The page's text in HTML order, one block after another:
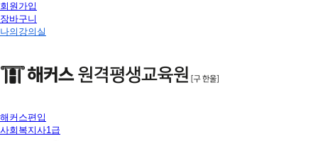
회원가입
장바구니
나의강의실
해커스편입
사회복지사1급